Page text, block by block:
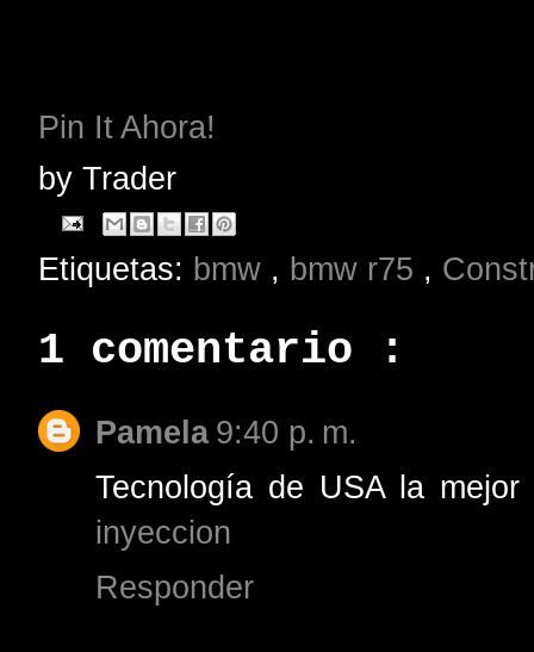
Pin It Ahora!
by Trader
Etiquetas: bmw , bmw r75 ,
1 comentario :
Pamela 9:40 p. m.
Tecnología de USA la
inyeccion
Responder